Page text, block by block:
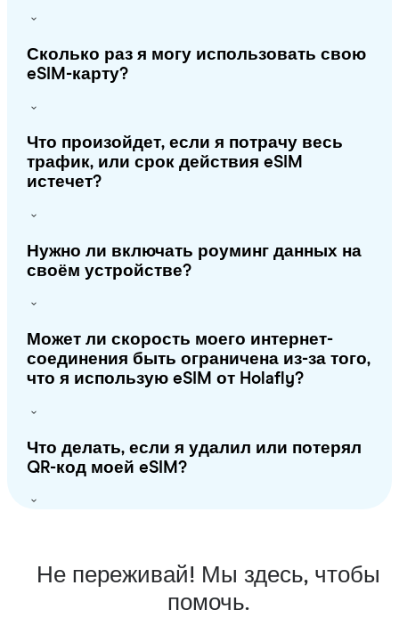
Сколько раз я могу использовать свою
eSIM-карту?
Что произойдет, если я потрачу весь
трафик, или срок действия eSIM
истечет?
Нужно ли включать роуминг данных на
своём устройстве?
Может ли скорость моего интернет-
соединения быть ограничена из-за того,
что я использую eSIM от Holafly?
Что делать, если я удалил или потерял
QR-код моей eSIM?
Не переживай! Мы здесь, чтобы
помочь.